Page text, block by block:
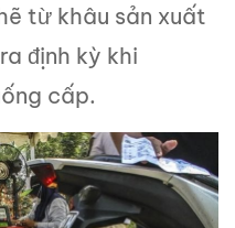
từ khâu sản xuất
định kỳ khi
cấp.